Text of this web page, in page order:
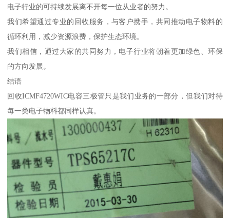
电子行业的可持续发展离不开每一位从业者的努力。
我们希望通过专业的回收服务，与客户携手，共同推动电子物料的
循环利用，减少资源浪费，保护生态环境。
我们相信，通过大家的共同努力，电子行业将朝着更加绿色、环保
的方向发展。
结语
回收ICMF4720WIC电容三极管只是我们业务的一部分，但我们对待
每一类电子物料都同样认真。